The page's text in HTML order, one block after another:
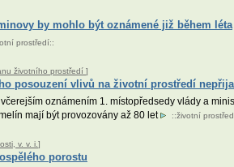
by mohlo být oznámené již během léta
prostředí::
životního prostředí ]
posouzení vlivů na životní prostředí
oznámením 1. místopředsedy vlády a
mají být provozovány až 80 let
::životní
v. v. i. ]
porostu